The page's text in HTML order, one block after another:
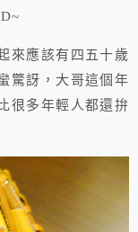
應該有四五十歲
驚訝，大哥這個年
很多年輕人都還拚